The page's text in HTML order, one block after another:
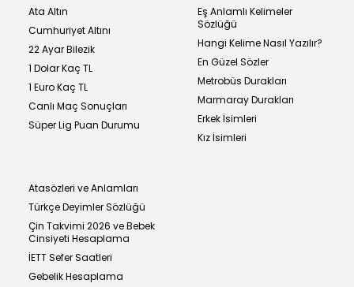
Ata Altın
Cumhuriyet Altını
22 Ayar Bilezik
1 Dolar Kaç TL
1 Euro Kaç TL
Canlı Maç Sonuçları
Süper Lig Puan Durumu
Eş Anlamlı Kelimeler
Sözlüğü
Hangi Kelime Nasıl Yazılır?
En Güzel Sözler
Metrobüs Durakları
Marmaray Durakları
Erkek İsimleri
Kız İsimleri
Atasözleri ve Anlamları
Türkçe Deyimler Sözlüğü
Çin Takvimi 2026 ve Bebek
Cinsiyeti Hesaplama
İETT Sefer Saatleri
Gebelik Hesaplama